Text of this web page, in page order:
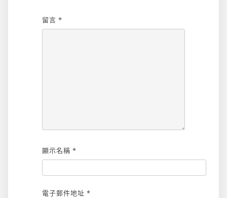
留言 *
顯示名稱 *
電子郵件地址 *